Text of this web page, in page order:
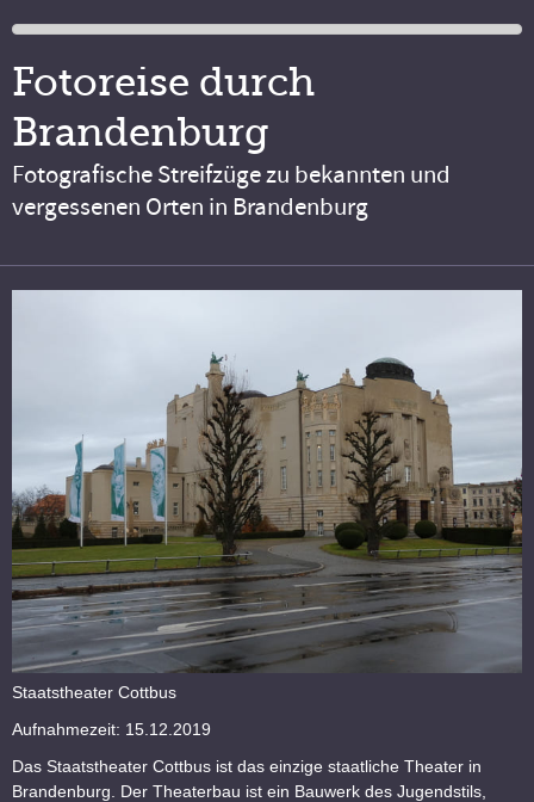
Fotoreise durch
Brandenburg
Fotografische Streifzüge zu bekannten und
vergessenen Orten in Brandenburg
Staatstheater Cottbus
Aufnahmezeit: 15.12.2019
Das Staatstheater Cottbus ist das einzige staatliche Theater in
Brandenburg. Der Theaterbau ist ein Bauwerk des Jugendstils,